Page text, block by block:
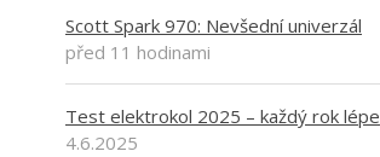
Scott Spark 970: Nevšední univerzál
před 11 hodinami
Test elektrokol 2025 – každý rok lépe
4.6.2025